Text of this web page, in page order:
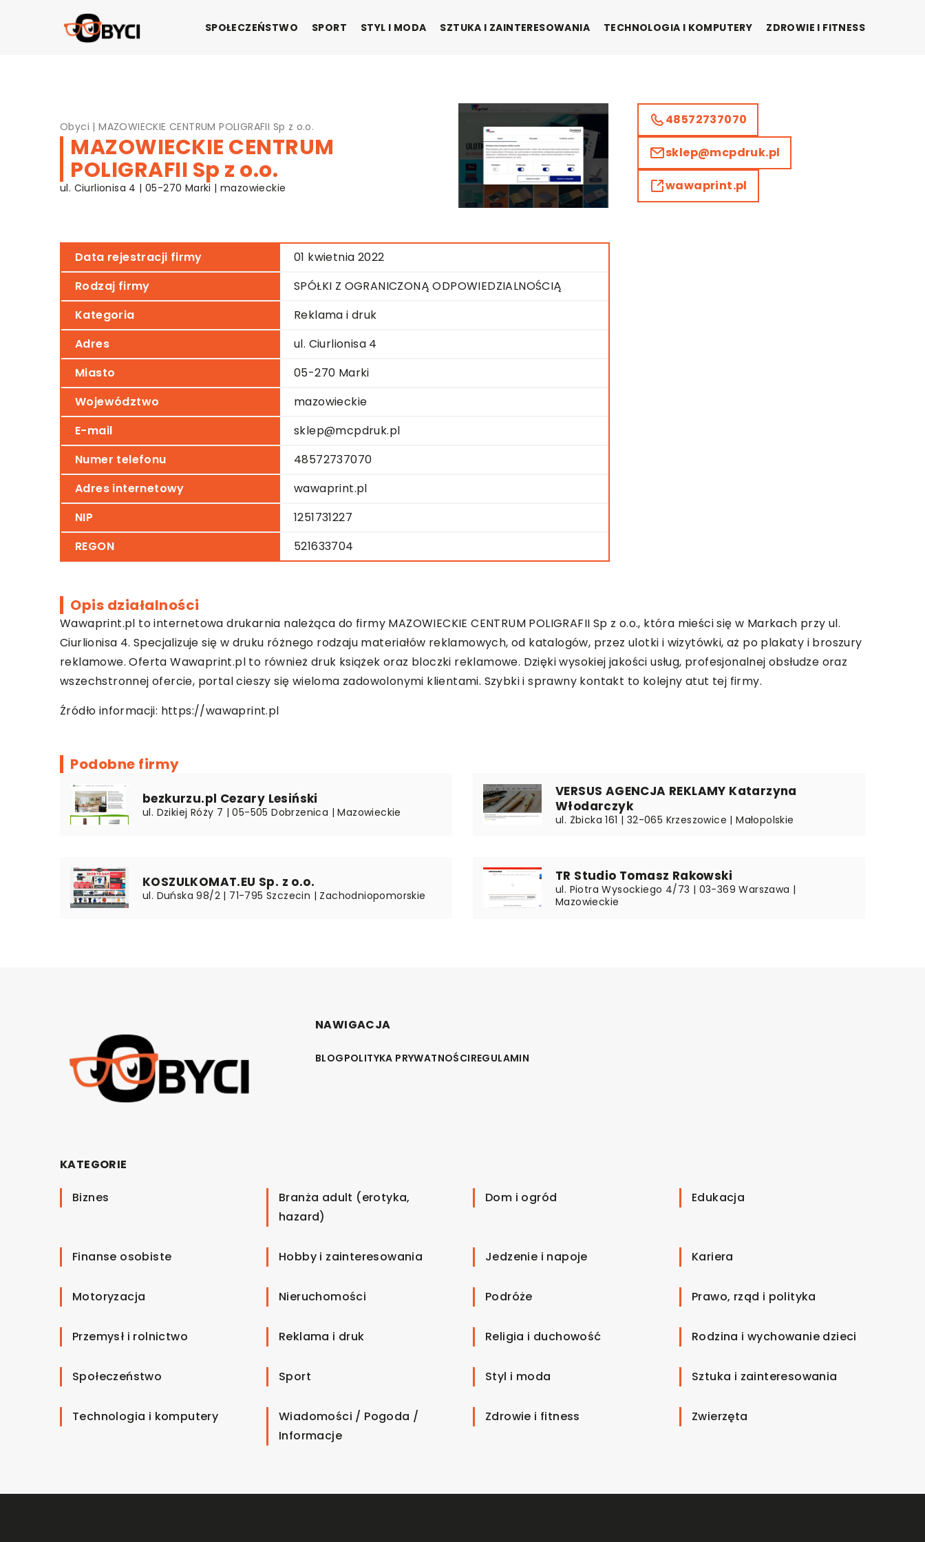
SPOŁECZEŃSTWO SPORT STYL I MODA SZTUKA I ZAINTERESOWANIA TECHNOLOGIA I KOMPUTERY ZDROWIE I FITNESS
Obyci |MAZOWIECKIE CENTRUM POLIGRAFII Sp z o.o.
MAZOWIECKIE CENTRUM
POLIGRAFII Sp z o.o.
ul. Ciurlionisa 4 | 05-270 Marki | mazowieckie
Data rejestracji firmy
01 kwietnia 2022
Rodzaj firmy
SPÓŁKI Z OGRANICZONĄ ODPOWIEDZIALNOŚCIĄ
Kategoria
Reklama i druk
Adres
ul. Ciurlionisa 4
Miasto
05-270 Marki
Województwo
mazowieckie
E-mail
sklep@mcpdruk.pl
Numer telefonu
48572737070
Adres internetowy
wawaprint.pl
NIP
1251731227
REGON
521633704
48572737070
sklep@mcpdruk.pl
wawaprint.pl
Opis działalności
Wawaprint.pl to internetowa drukarnia należąca do firmy MAZOWIECKIE CENTRUM POLIGRAFII Sp z o.o., która mieści się w Markach przy ul.
Ciurlionisa 4. Specjalizuje się w druku różnego rodzaju materiałów reklamowych, od katalogów, przez ulotki i wizytówki, aż po plakaty i broszury
reklamowe. Oferta Wawaprint.pl to również druk książek oraz bloczki reklamowe. Dzięki wysokiej jakości usług, profesjonalnej obsłudze oraz
wszechstronnej ofercie, portal cieszy się wieloma zadowolonymi klientami. Szybki i sprawny kontakt to kolejny atut tej firmy.
Źródło informacji: https://wawaprint.pl
Podobne firmy
bezkurzu.pl Cezary Lesiński
ul. Dzikiej Róży 7 | 05-505 Dobrzenica | Mazowieckie
VERSUS AGENCJA REKLAMY Katarzyna
Włodarczyk
ul. Żbicka 161 | 32-065 Krzeszowice | Małopolskie
KOSZULKOMAT.EU Sp. z o.o.
ul. Duńska 98/2 | 71-795 Szczecin | Zachodniopomorskie
TR Studio Tomasz Rakowski
ul. Piotra Wysockiego 4/73 | 03-369 Warszawa |
Mazowieckie
NAWIGACJA
BLOGPOLITYKA PRYWATNOŚCIREGULAMIN
KATEGORIE
Biznes
Branża adult (erotyka,
hazard)
Dom i ogród Edukacja
Finanse osobiste Hobby i zainteresowania Jedzenie i napoje Kariera
Motoryzacja Nieruchomości Podróże Prawo, rząd i polityka
Przemysł i rolnictwo Reklama i druk Religia i duchowość Rodzina i wychowanie dzieci
Społeczeństwo Sport Styl i moda Sztuka i zainteresowania
Technologia i komputery
Wiadomości / Pogoda /
Informacje
Zdrowie i fitness Zwierzęta